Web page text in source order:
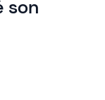
son